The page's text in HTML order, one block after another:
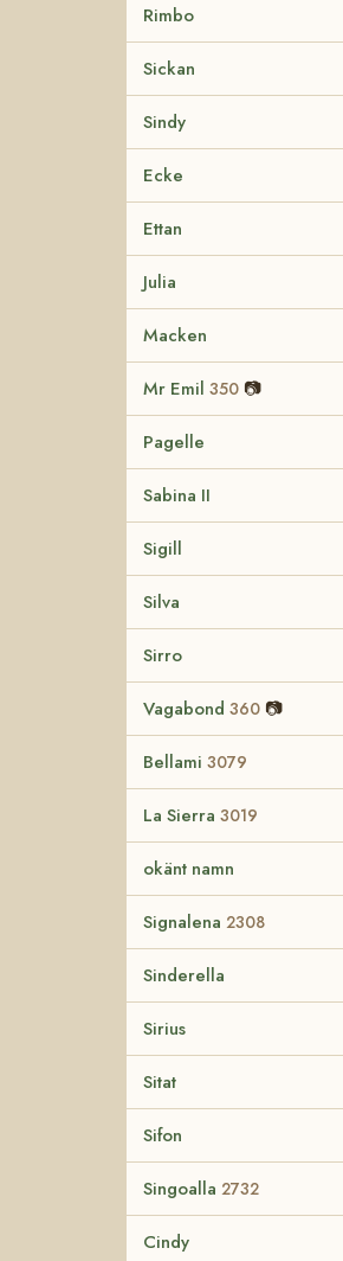
Rimbo
Sickan
Sindy
Ecke
Ettan
Julia
Macken
Mr Emil 350 📷
Pagelle
Sabina II
Sigill
Silva
Sirro
Vagabond 360 📷
Bellami 3079
La Sierra 3019
okänt namn
Signalena 2308
Sinderella
Sirius
Sitat
Sifon
Singoalla 2732
Cindy